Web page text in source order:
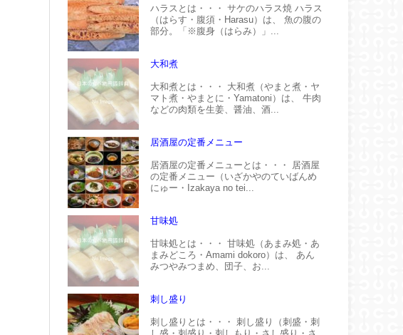
ハラスとは・・・ サケのハラス焼 ハラス
（はらす・腹須・Harasu）は、 魚の腹の
部分。「※腹身（はらみ）」...
大和煮
大和煮とは・・・ 大和煮（やまと煮・ヤ
マト煮・やまとに・Yamatoni）は、 牛肉
などの肉類を生姜、醤油、酒...
居酒屋の定番メニュー
居酒屋の定番メニューとは・・・ 居酒屋
の定番メニュー（いざかやのていばんめ
にゅー・Izakaya no tei...
甘味処
甘味処とは・・・ 甘味処（あまみ処・あ
まみどころ・Amami dokoro）は、 あん
みつやみつまめ、団子、お...
刺し盛り
刺し盛りとは・・・ 刺し盛り（刺盛・刺
し盛・刺盛り・刺しもり・さし盛り・さ